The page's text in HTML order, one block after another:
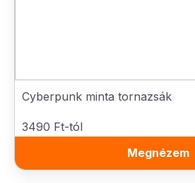
Cyberpunk minta tornazsák
3490 Ft-tól
Megnézem